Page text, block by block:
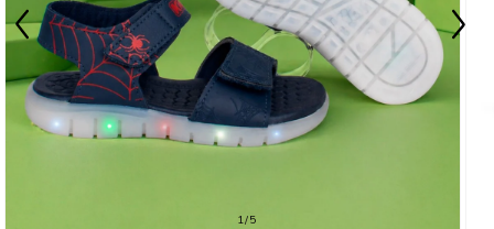
1/de
5